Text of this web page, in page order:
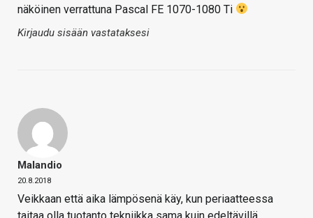
näköinen verrattuna Pascal FE 1070-1080 Ti
Kirjaudu sisään vastataksesi
Malandio
20.8.2018
Veikkaan että aika lämpösenä käy, kun periaatteessa
taitaa olla tuotanto tekniikka sama kuin edeltävillä.